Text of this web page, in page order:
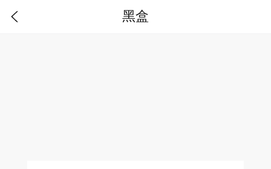
黑盒